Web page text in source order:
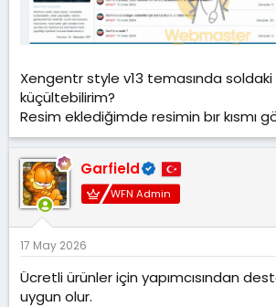
n
h
i
Xengentr style v13 temasında soldaki
küçültebilirim?
Resim eklediğimde resimin bır kısmı
Garfield
WFN Admin
17 May 2026
Ücretli ürünler için yapımcısından
uygun olur.